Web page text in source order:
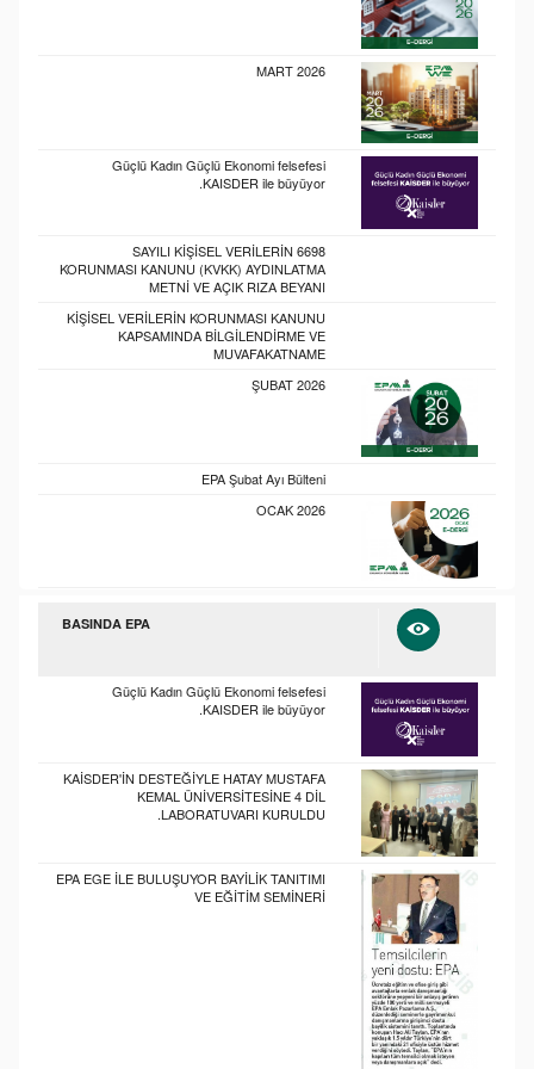
MART 2026
Güçlü Kadın Güçlü Ekonomi felsefesi
KAISDER ile büyüyor.
6698 SAYILI KİŞİSEL VERİLERİN
KORUNMASI KANUNU (KVKK) AYDINLATMA
METNİ VE AÇIK RIZA BEYANI
KİŞİSEL VERİLERİN KORUNMASI KANUNU
KAPSAMINDA BİLGİLENDİRME VE
MUVAFAKATNAME
ŞUBAT 2026
EPA Şubat Ayı Bülteni
OCAK 2026
BASINDA EPA
Güçlü Kadın Güçlü Ekonomi felsefesi
KAISDER ile büyüyor.
KAİSDER'İN DESTEĞİYLE HATAY MUSTAFA
KEMAL ÜNİVERSİTESİNE 4 DİL
LABORATUVARI KURULDU.
EPA EGE İLE BULUŞUYOR BAYİLİK TANITIMI
VE EĞİTİM SEMİNERİ